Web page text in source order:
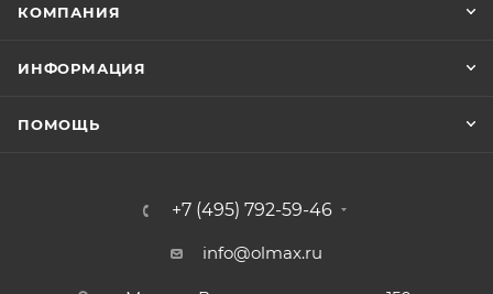
КОМПАНИЯ
ИНФОРМАЦИЯ
ПОМОЩЬ
+7 (495) 792-59-46
info@olmax.ru